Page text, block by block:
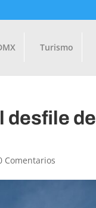
Turismo
desfile de
Comentarios